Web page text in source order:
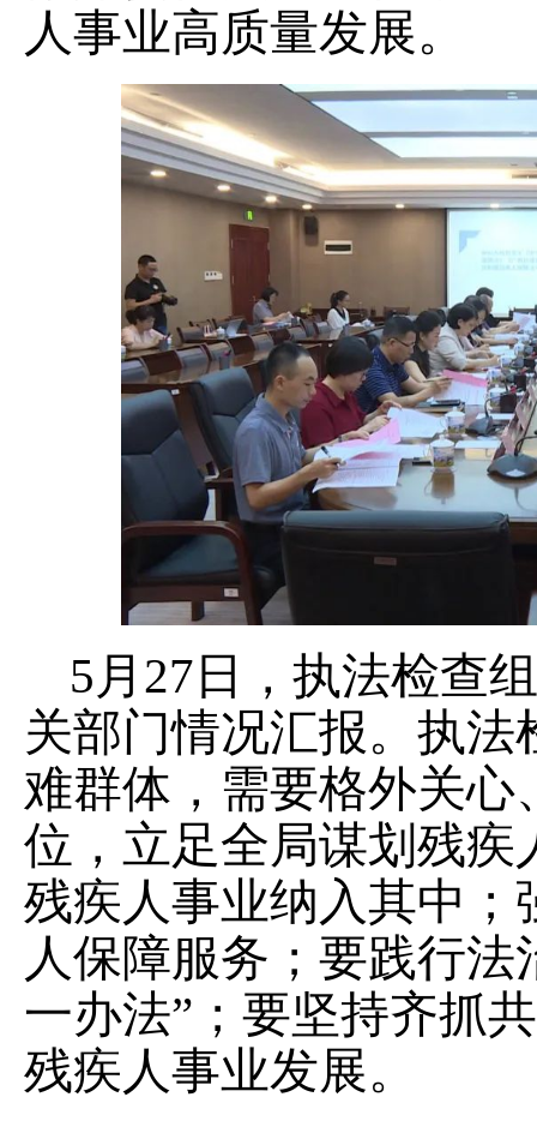
人事业高质量发展。
5月27日，执法检查
关部门情况汇报。执
难群体，需要格外关
位，立足全局谋划残
残疾人事业纳入其中
人保障服务；要践行
一办法”；要坚持齐抓
残疾人事业发展。